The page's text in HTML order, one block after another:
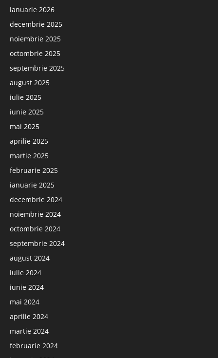
ianuarie 2026
decembrie 2025
noiembrie 2025
octombrie 2025
septembrie 2025
august 2025
iulie 2025
iunie 2025
mai 2025
aprilie 2025
martie 2025
februarie 2025
ianuarie 2025
decembrie 2024
noiembrie 2024
octombrie 2024
septembrie 2024
august 2024
iulie 2024
iunie 2024
mai 2024
aprilie 2024
martie 2024
februarie 2024